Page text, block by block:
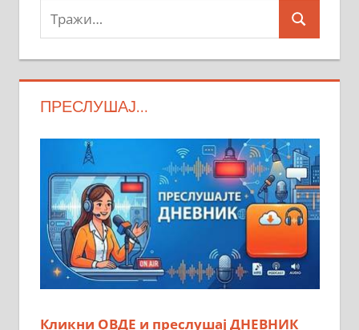
Тражи:
Search
ПРЕСЛУШАЈ…
Кликни ОВДЕ и преслушај ДНЕВНИК